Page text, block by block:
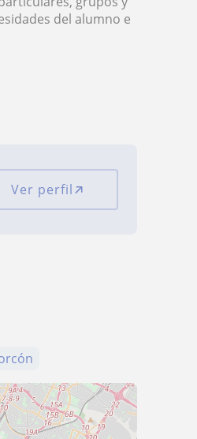
del alumno e
Ver perfil